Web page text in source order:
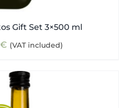
Gift Set 3×500 ml
€ (VAT included)